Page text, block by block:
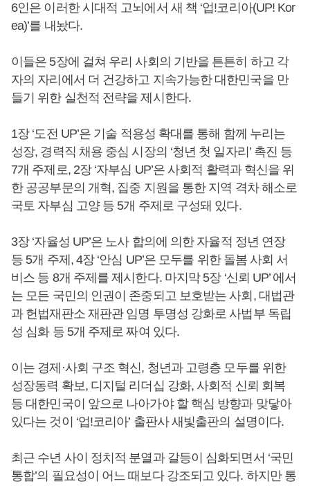
6인은 이러한 시대적 고뇌에서 새 책 ‘업!코리아(UP! Kor
ea)’를 내놨다.
이들은 5장에 걸쳐 우리 사회의 기반을 튼튼히 하고 각
자의 자리에서 더 건강하고 지속가능한 대한민국을 만
들기 위한 실천적 전략을 제시한다.
1장 ‘도전 UP’은 기술 적용성 확대를 통해 함께 누리는
성장, 경력직 채용 중심 시장의 ‘청년 첫 일자리’ 촉진 등
7개 주제로, 2장 ‘자부심 UP’은 사회적 활력과 혁신을 위
한 공공부문의 개혁, 집중 지원을 통한 지역 격차 해소로
국토 자부심 고양 등 5개 주제로 구성돼 있다.
3장 ‘자율성 UP’은 노사 합의에 의한 자율적 정년 연장
등 5개 주제, 4장 ‘안심 UP’은 모두를 위한 돌봄 사회 서
비스 등 8개 주제를 제시한다. 마지막 5장 ‘신뢰 UP’ 에서
는 모든 국민의 인권이 존중되고 보호받는 사회, 대법관
과 헌법재판소 재판관 임명 투명성 강화로 사법부 독립
성 심화 등 5개 주제로 짜여 있다.
이는 경제·사회 구조 혁신, 청년과 고령층 모두를 위한
성장동력 확보, 디지털 리더십 강화, 사회적 신뢰 회복
등 대한민국이 앞으로 나아가야 할 핵심 방향과 맞닿아
있다는 것이 ‘업!코리아’ 출판사 새빛출판의 설명이다.
최근 수년 사이 정치적 분열과 갈등이 심화되면서 ‘국민
통합’의 필요성이 어느 때보다 강조되고 있다. 하지만 통